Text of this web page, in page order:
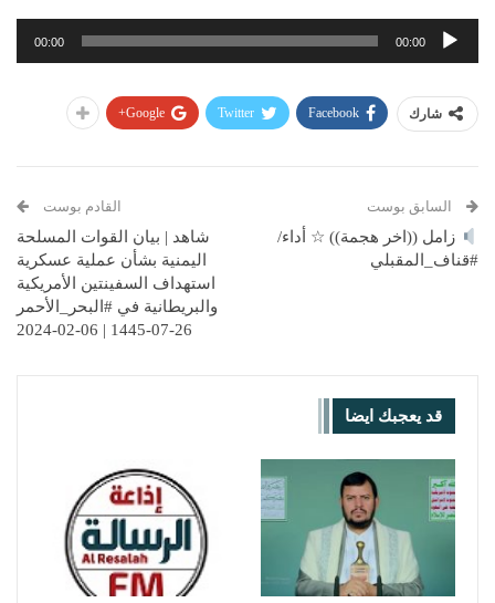
مشغل
00:00
00:00
شارك Facebook
Twitter
Google+
السابق بوست
زامل ((اخر هجمة)) ☆ أداء/
#قناف_المقبلي
القادم بوست
شاهد | بيان القوات المسلحة
اليمنية بشأن عملية عسكرية
استهداف السفينتين الأمريكية
والبريطانية في #البحر_الأحمر
26-07-1445 | 06-02-2024
قد يعجبك ايضا